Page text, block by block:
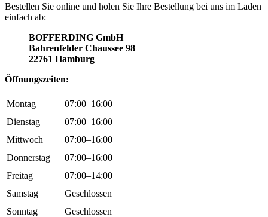
Bestellen Sie online und holen Sie Ihre Bestellung bei uns im Laden
einfach ab:
BOFFERDING GmbH
Bahrenfelder Chaussee 98
22761 Hamburg
Öffnungszeiten:
Montag
07:00–16:00
Dienstag
07:00–16:00
Mittwoch
07:00–16:00
Donnerstag
07:00–16:00
Freitag
07:00–14:00
Samstag
Geschlossen
Sonntag
Geschlossen